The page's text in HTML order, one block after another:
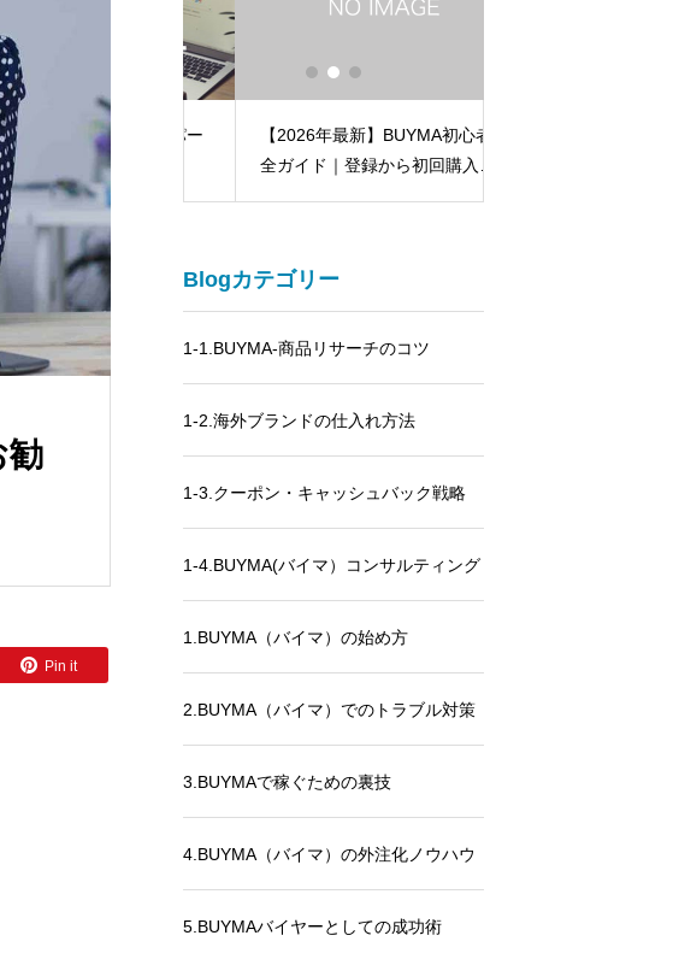
勧
Pin it
ソナルショッパー
主婦の話
【2026年最新】BUYMA初心者完
全ガイド｜登録から初回購入・
Blogカテゴリー
1-1.BUYMA-商品リサーチのコツ
1-2.海外ブランドの仕入れ方法
1-3.クーポン・キャッシュバック戦略
1-4.BUYMA(バイマ）コンサルティング
成功事例
1.BUYMA（バイマ）の始め方
2.BUYMA（バイマ）でのトラブル対策
3.BUYMAで稼ぐための裏技
4.BUYMA（バイマ）の外注化ノウハウ
5.BUYMAバイヤーとしての成功術